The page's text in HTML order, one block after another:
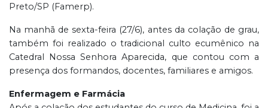
Preto/SP (Famerp).
Na manhã de sexta-feira (27/6), antes da colação de grau,
também foi realizado o tradicional culto ecumênico na
Catedral Nossa Senhora Aparecida, que contou com a
presença dos formandos, docentes, familiares e amigos.
Enfermagem e Farmácia